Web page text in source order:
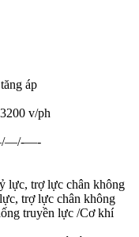
áp
v/ph
—/-—-
lực, trợ lực chân không
trợ lực chân không
truyền lực /Cơ khí